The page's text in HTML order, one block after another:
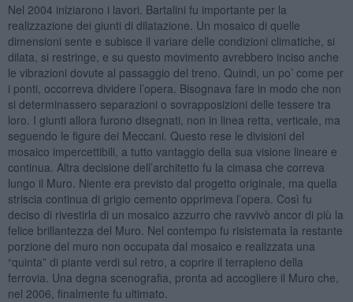
Nel 2004 iniziarono i lavori. Bartalini fu importante per la
realizzazione dei giunti di dilatazione. Un mosaico di quelle
dimensioni sente e subisce il variare delle condizioni climatiche, si
dilata, si restringe, e su questo movimento avrebbero inciso anche
le vibrazioni dovute al passaggio del treno. Quindi, un po’ come per
i ponti, occorreva dividere l’opera. Bisognava fare in modo che non
si determinassero separazioni o sovrapposizioni delle tessere tra
loro. I giunti allora furono disegnati, non in linea retta, verticale, ma
seguendo le figure dei Meccani. Questo rese le divisioni del
mosaico impercettibili, a tutto vantaggio della sua visione lineare e
continua. Altra decisione dell’architetto fu la cimasa che correva
lungo il Muro. Niente era previsto dal progetto originale, ma quella
striscia continua di grigio cemento opprimeva l’opera. Così fu
deciso di rivestirla di un mosaico azzurro che ravvivò ancor di più la
felice brillantezza del Muro. Nel contempo fu risistemata la restante
porzione del muro non occupata dal mosaico e realizzata una
“quinta” di piante verdi sul retro, a coprire il terrapieno della
ferrovia. Una degna scenografia, pronta ad accogliere il Muro che,
nel 2006, finalmente fu ultimato.